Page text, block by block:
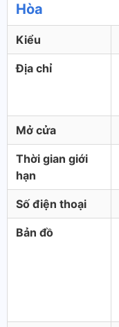
Hòa
Kiểu
Địa chỉ
Mở cửa
Thời gian giới
hạn
Số điện thoại
Bản đồ